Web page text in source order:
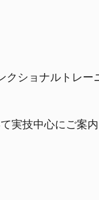
ショナルトレー
実技中心にご案